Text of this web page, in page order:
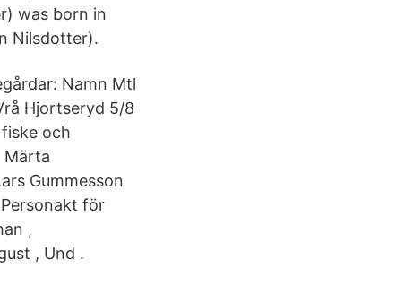
was born in
Nilsdotter).
Namn Mtl
Hjortseryd 5/8
och
Märta
Gummesson
för
,
, Und .